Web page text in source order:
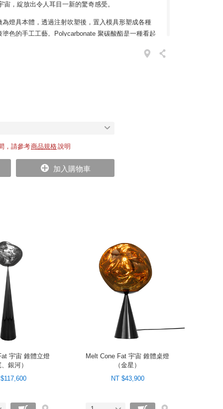
，綻放出令人耳目一新的驚奇感受。
燈具本體，透過注射吹塑後，置入模具形塑成各種
色的手工工藝。Polycarbonate 聚碳酸酯是一種看起
再將紅銅、鉻或黃金溶液，以類似真空電鍍的方
，請參考商品規格說明
加入購物車
宇宙 錐體立燈
銀河）
Melt Cone Fat 宇宙 錐體桌燈
（金星）
NT $43,900